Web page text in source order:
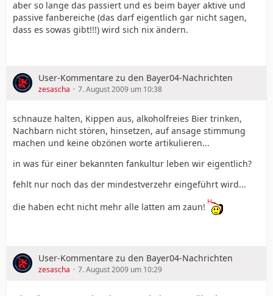
aber so lange das passiert und es beim bayer aktive und
passive fanbereiche (das darf eigentlich gar nicht sagen,
dass es sowas gibt!!!) wird sich nix ändern.
User-Kommentare zu den Bayer04-Nachrichten
zesascha 7. August 2009 um 10:38
schnauze halten, Kippen aus, alkoholfreies Bier trinken,
Nachbarn nicht stören, hinsetzen, auf ansage stimmung
machen und keine obzönen worte artikulieren...
in was für einer bekannten fankultur leben wir eigentlich?
fehlt nur noch das der mindestverzehr eingeführt wird...
die haben echt nicht mehr alle latten am zaun!
User-Kommentare zu den Bayer04-Nachrichten
zesascha 7. August 2009 um 10:29